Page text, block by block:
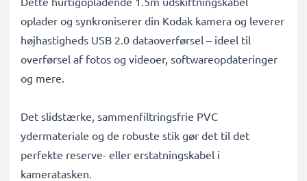
oplader og synkroniserer din Kodak kamera og leverer
højhastigheds USB 2.0 dataoverførsel – ideel til
overførsel af fotos og videoer, softwareopdateringer
og mere.
Det slidstærke, sammenfiltringsfrie PVC
ydermateriale og de robuste stik gør det til det
perfekte reserve- eller erstatningskabel i
kameratasken.